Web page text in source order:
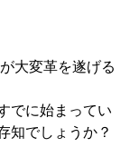
大変革を遂げる
でに始まってい
知でしょうか？